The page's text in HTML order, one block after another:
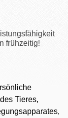
frühzeitig!
Tieres,